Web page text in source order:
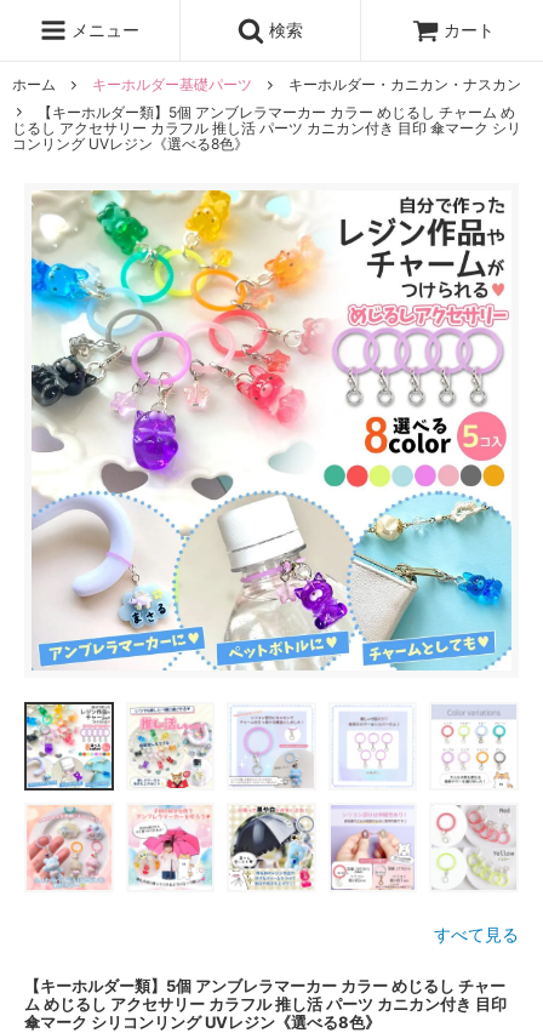
メニュー 検索 カート
ホーム キーホルダー基礎パーツ
キーホルダー・カニカン・ナスカン
【キーホルダー類】5個 アンブレラマーカー カラー めじるし チャーム め
じるし アクセサリー カラフル 推し活 パーツ カニカン付き 目印 傘マーク シリ
コンリング UVレジン《選べる8色》
すべて見る
【キーホルダー類】5個 アンブレラマーカー カラー めじるし チャー
ム めじるし アクセサリー カラフル 推し活 パーツ カニカン付き 目印
傘マーク シリコンリング UVレジン《選べる8色》